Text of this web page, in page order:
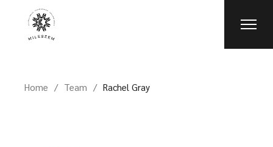
Home Team Rachel Gray